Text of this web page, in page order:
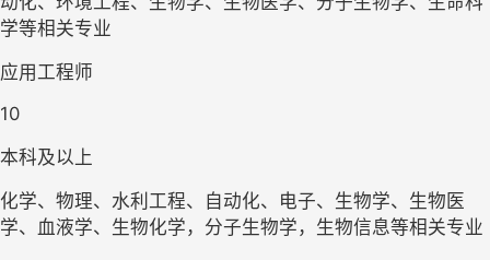
学等相关专业
应用工程师
10
本科及以上
化学、物理、水利工程、自动化、电子、生物学、生物医
学、血液学、生物化学，分子生物学，生物信息等相关专业